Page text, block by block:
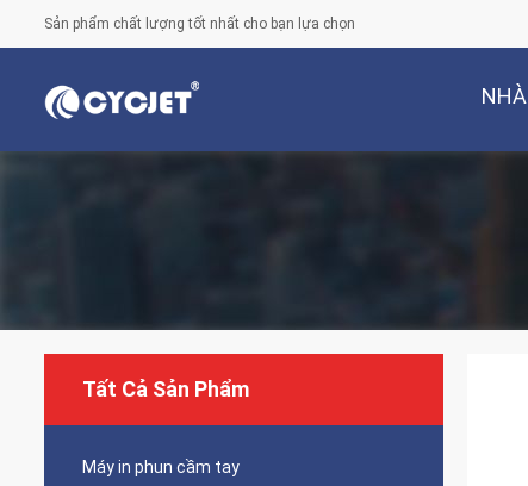
Sản phẩm chất lượng tốt nhất cho bạn lựa chọn
NHÀ
Tất Cả Sản Phẩm
Máy in phun cầm tay